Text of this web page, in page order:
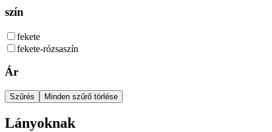
szín
fekete
fekete-rózsaszín
Ár
Szűrés Minden szűrő törlése
Lányoknak